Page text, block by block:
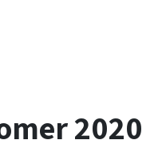
2020